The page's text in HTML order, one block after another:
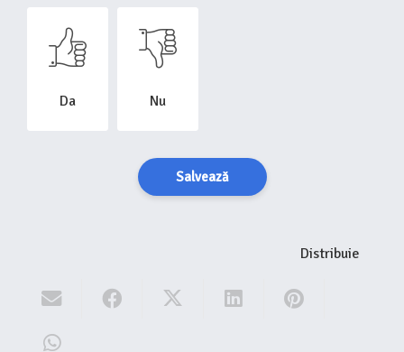
Da Nu
Salvează
Distribuie